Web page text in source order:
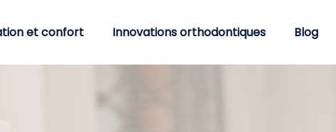
et confort Innovations orthodontiques Blog